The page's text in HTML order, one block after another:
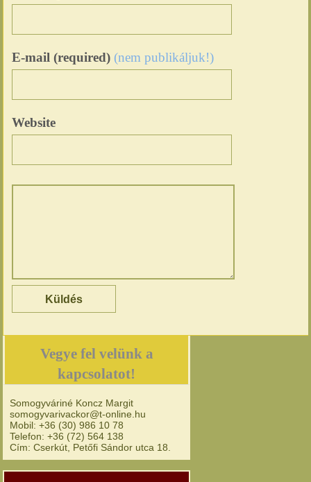
E-mail (required) (nem publikáljuk!)
Website
Vegye fel velünk a
kapcsolatot!
Somogyváriné Koncz Margit
somogyvarivackor@t-online.hu
Mobil: +36 (30) 986 10 78
Telefon: +36 (72) 564 138
Cím: Cserkút, Petőfi Sándor utca 18.